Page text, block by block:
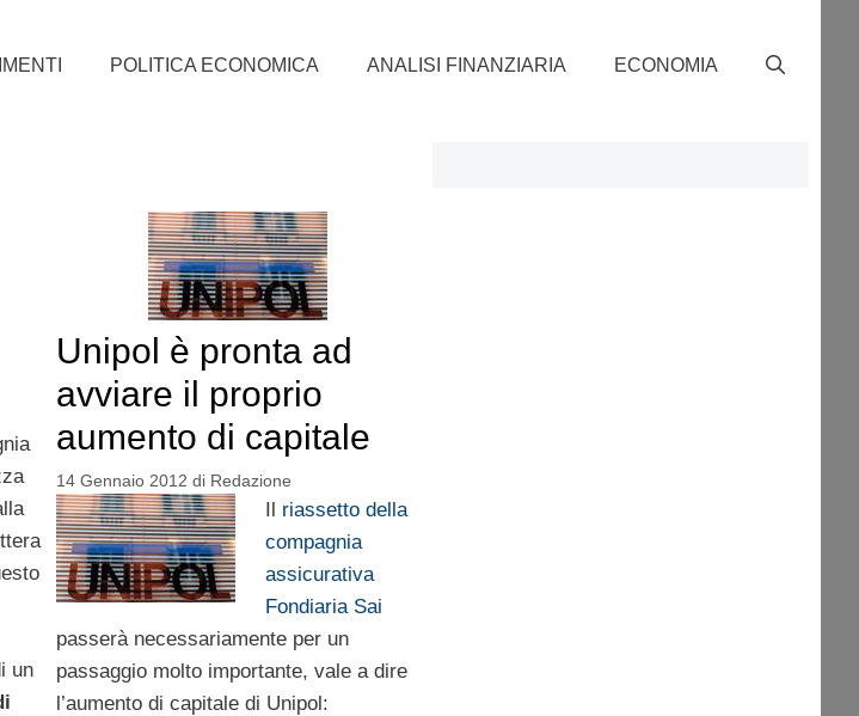
POLITICA ECONOMICA ANALISI FINANZIARIA ECONOMIA
un
Unipol è pronta ad
avviare il proprio
aumento di capitale
14 Gennaio 2012 di Redazione
Il riassetto della
compagnia
assicurativa
Fondiaria Sai
passerà necessariamente per un
passaggio molto importante, vale a dire
l’aumento di capitale di Unipol: